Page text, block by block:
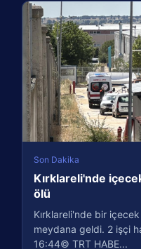
Son Dakika
Kırklareli'nde
ölü
Kırklareli'nde bir
meydana geldi. 2 işçi
16:44© TRT HABE...